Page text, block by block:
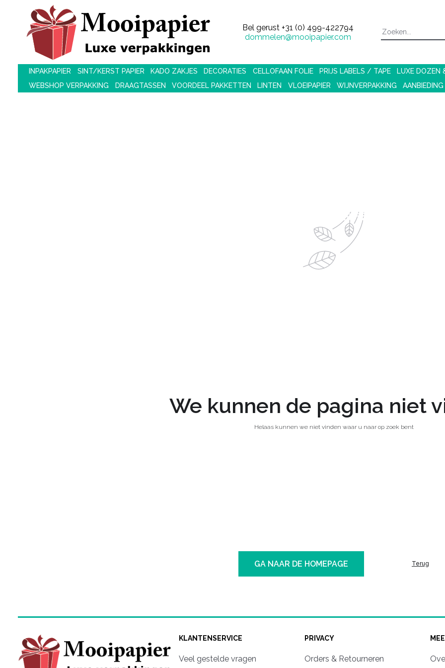
Bel gerust +31 (0) 499-422794
dommelen@mooipapier.com
INPAKPAPIER SINT/KERST PAPIER KADO ZAKJES DECORATIES CELLOFAAN FOLIE PRIJS LABELS / TAPE LUXE DOZEN
WEBSHOP VERPAKKING
DRAAGTASSEN VOORDEEL PAKKETTEN LINTEN VLOEIPAPIER WIJNVERPAKKING
We kunnen de pagina niet
Helaas kunnen we niet vinden waar u naar op zoek bent
GA NAAR DE HOMEPAGE Terug
KLANTENSERVICE
Veel gestelde vragen
PRIVACY
Orders & Retourneren